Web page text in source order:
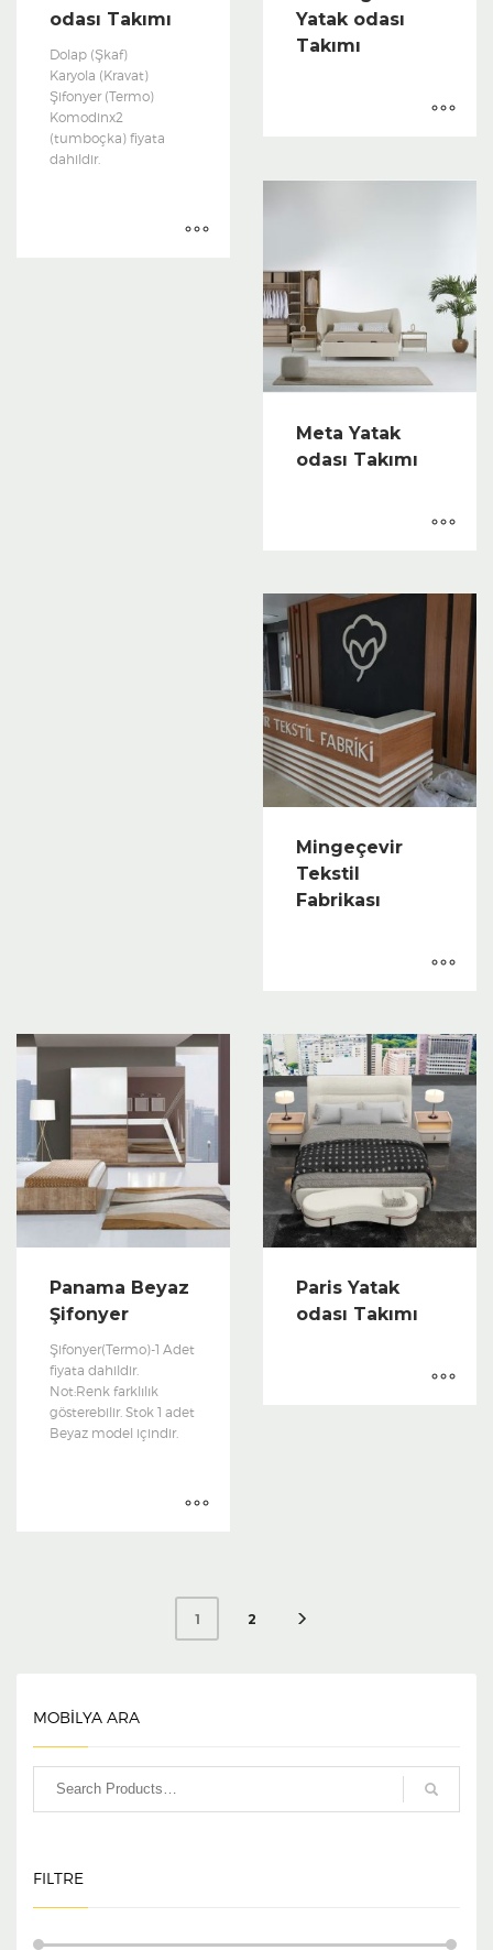
odası Takımı
Dolap (Şkaf)
Karyola (Kravat)
Şifonyer (Termo)
Komodinx2
(tumboçka) fiyata
dahildir.
Yatak odası
Takımı
Meta Yatak
odası Takımı
Mingeçevir
Tekstil
Fabrikası
Panama Beyaz
Şifonyer
Şifonyer(Termo)-1 Adet
fiyata dahildir.
Not:Renk farklılık
gösterebilir. Stok 1 adet
Beyaz model içindir.
Paris Yatak
odası Takımı
1 2
MOBİLYA ARA
FILTRE